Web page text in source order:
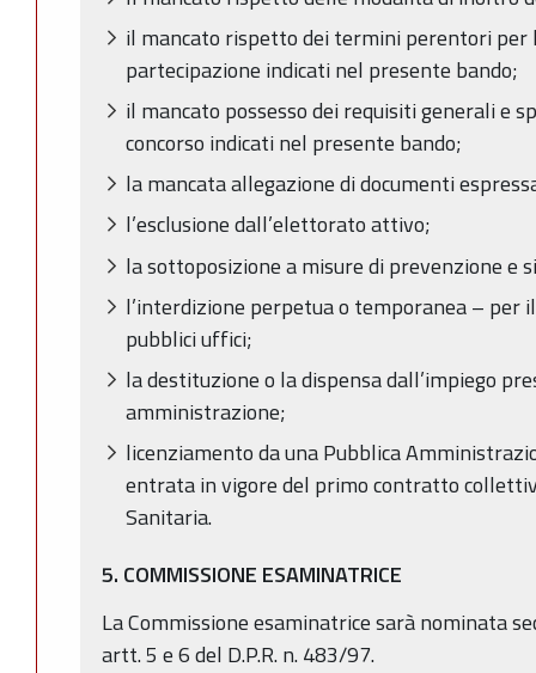
il mancato rispetto dei termini perentori per
partecipazione indicati nel presente bando;
il mancato possesso dei requisiti generali e
concorso indicati nel presente bando;
la mancata allegazione di documenti
l’esclusione dall’elettorato attivo;
la sottoposizione a misure di prevenzione e
l’interdizione perpetua o temporanea – per
pubblici uffici;
la destituzione o la dispensa dall’impiego
amministrazione;
licenziamento da una Pubblica
entrata in vigore del primo contratto
Sanitaria.
5. COMMISSIONE ESAMINATRICE
La Commissione esaminatrice sarà nominata
artt. 5 e 6 del D.P.R. n. 483/97.